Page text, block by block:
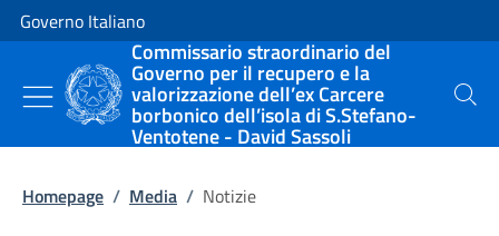
Vai al contenuto
Vai alla navigazione del sito
Governo Italiano
Commissario straordinario del
Governo per il recupero e la
valorizzazione dell’ex Carcere
borbonico dell’isola di S.Stefano-
Ventotene - David Sassoli
Cerca
Homepage / Media / Notizie